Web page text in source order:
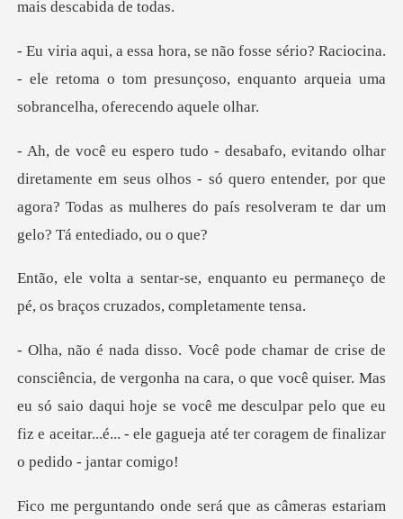
Raciocina.
- ele retoma o tom presunçoso, enquanto
nte em seus olhos - só quero entender, por que
agora? Todas as m
uanto eu permaneço de
pé, os braç
ra, o que você quiser. Mas
eu só saio daqui hoje se você me desculpar pelo que eu
fiz